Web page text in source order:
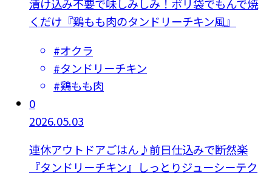
漬け込み不要で味しみしみ！ポリ袋でもんで焼
くだけ『鶏もも肉のタンドリーチキン風』
#オクラ
#タンドリーチキン
#鶏もも肉
0
2026.05.03
連休アウトドアごはん♪前日仕込みで断然楽
『タンドリーチキン』しっとりジューシーテク